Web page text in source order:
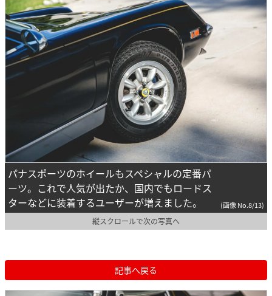
パナスポーツのホイールもスペシャルの定番パ
ーツ。これで人気が出たか、国内でもロードス
ターなどに装着するユーザーが増えました。
(画像 No.8/13)
縦スクロールで次の写真へ
記事へ戻る